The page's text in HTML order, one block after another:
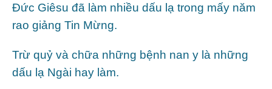
Đức Giêsu đã làm nhiều dấu lạ trong mấy năm
rao giảng Tin Mừng.
Trừ quỷ và chữa những bệnh nan y là những
dấu lạ Ngài hay làm.